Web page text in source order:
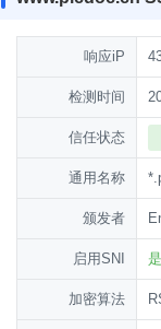
响应iP
检测时间
信任状态
通用名称
颁发者
启用SNI 是
加密算法